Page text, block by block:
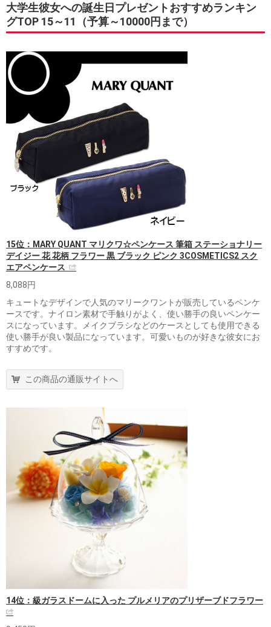
大学生彼女への誕生日プレゼントおすすめランキン
グTOP 15～11（予算～10000円まで）
15位：MARY QUANT マリクワ☆ペンケース 筆箱 ステーショナリー
デイジー 花 花柄 フラワー 黒 ブラック ピンク 3COSMETICS2 スク
エアペンケース
8,088円
キュートなデザインで人気のマリークワントが販売しているペンケ
ースです。ナイロン素材で手触りがよく、使い勝手の良いペンケー
スになっています。メイクブラシなどのケースとしても使用できる
使い勝手が良い製品になっています。可愛いものが好きな彼女にお
すすめです。
この商品の通販サイトへ
14位：級ガラスドームに入った プルメリアのプリザーブドフラワー